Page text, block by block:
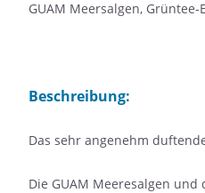
GUAM Meersalgen,
Beschreibung:
Das sehr angenehm
Die GUAM Meeresalgen